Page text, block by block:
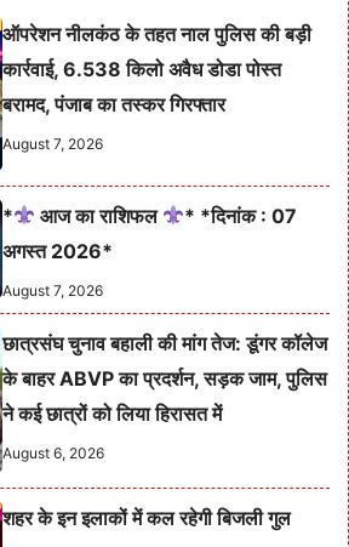
ऑपरेशन नीलकंठ के तहत नाल पुलिस की बड़ी
कार्रवाई, 6.538 किलो अवैध डोडा पोस्त
बरामद, पंजाब का तस्कर गिरफ्तार
August 7, 2026
* आज का राशिफल
* *दिनांक : 07
अगस्त 2026*
August 7, 2026
छात्रसंघ चुनाव बहाली की मांग तेज: डूंगर कॉलेज
के बाहर ABVP का प्रदर्शन, सड़क जाम, पुलिस
ने कई छात्रों को लिया हिरासत में
August 6, 2026
शहर के इन इलाकों में कल रहेगी बिजली गुल